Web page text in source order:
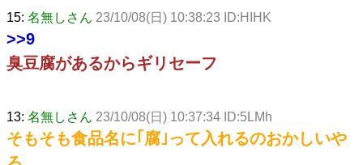
15: 名無しさん 23/10/08(日) 10:38:23 ID:HIHK
>>9
臭豆腐があるからギリセーフ
13: 名無しさん 23/10/08(日) 10:37:34 ID:5LMh
そもそも食品名に｢腐｣って入れるのおかしいや